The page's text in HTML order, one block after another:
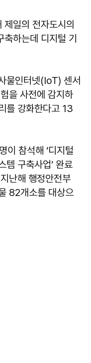
일의 전자도시의
하는데 디지털 기
물인터넷(IoT) 센서
을 사전에 감지하
를 강화한다고 13
이 참석해 ‘디지털
템 구축사업’ 완료
난해 행정안전부
82개소를 대상으